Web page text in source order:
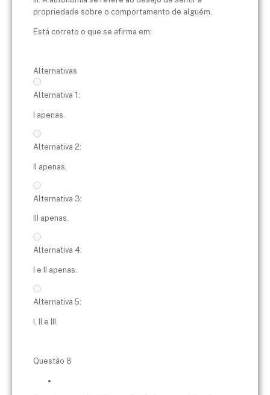
propriedade sobre o comportamento de alguém.
Está correto o que se afirma em:
Alternativas
Alternativa 1:
I apenas.
Alternativa 2:
II apenas.
Alternativa 3:
III apenas.
Alternativa 4:
I e II apenas.
Alternativa 5:
I, II e III.
Questão 8